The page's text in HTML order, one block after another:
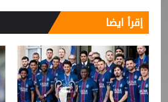
إقرأ ايضا